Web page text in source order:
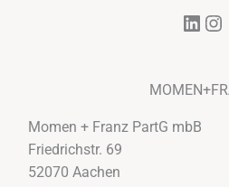
Momen + Franz PartG mbB
Friedrichstr. 69
52070 Aachen